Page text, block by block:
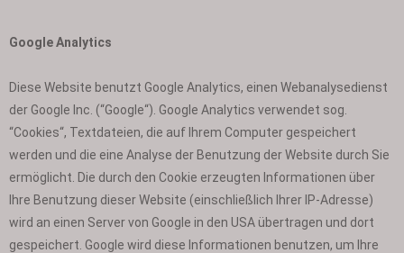
Google Analytics
Diese Website benutzt Google Analytics, einen Webanalysedienst
der Google Inc. (“Google“). Google Analytics verwendet sog.
“Cookies“, Textdateien, die auf Ihrem Computer gespeichert
werden und die eine Analyse der Benutzung der Website durch Sie
ermöglicht. Die durch den Cookie erzeugten Informationen über
Ihre Benutzung dieser Website (einschließlich Ihrer IP-Adresse)
wird an einen Server von Google in den USA übertragen und dort
gespeichert. Google wird diese Informationen benutzen, um Ihre